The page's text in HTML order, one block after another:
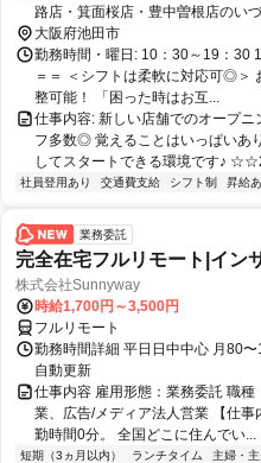
路店・箕面桜店・豊中曽根店のい
大阪府池田市
勤務時間・曜日: 10：30～19：30
＝＝ ＜シフトは柔軟に対応可◎＞
整可能！ 「困った時はお互...
仕事内容: 新しい店舗でのオープ
フ多数◎ 覚えることはいっぱいあ
してスタートできる環境です♪
社員登用あり 交通費支給 シフト制 昇給
業務委託
完全在宅フルリモート|イン
株式会社Sunnyway
時給1,700円～3,500円
フルリモート
勤務時間詳細 平日日中中心 月80
自動更新
仕事内容 雇用形態：業務委託 職
業、広告/メディア法人営業 【仕
勤時間0分。 全国どこに住んでい...
短期（3ヵ月以内） ランチタイム 主婦・